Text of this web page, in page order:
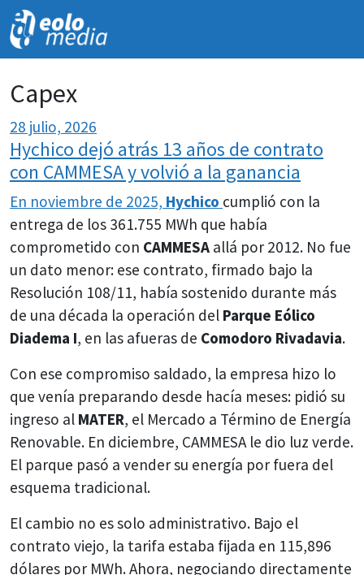
Capex
28 julio, 2026
Hychico dejó atrás 13 años de contrato
con CAMMESA y volvió a la ganancia
En noviembre de 2025, Hychico cumplió con la
entrega de los 361.755 MWh que había
comprometido con CAMMESA allá por 2012. No fue
un dato menor: ese contrato, firmado bajo la
Resolución 108/11, había sostenido durante más
de una década la operación del Parque Eólico
Diadema I, en las afueras de Comodoro Rivadavia.
Con ese compromiso saldado, la empresa hizo lo
que venía preparando desde hacía meses: pidió su
ingreso al MATER, el Mercado a Término de Energía
Renovable. En diciembre, CAMMESA le dio luz verde.
El parque pasó a vender su energía por fuera del
esquema tradicional.
El cambio no es solo administrativo. Bajo el
contrato viejo, la tarifa estaba fijada en 115,896
dólares por MWh. Ahora, negociando directamente